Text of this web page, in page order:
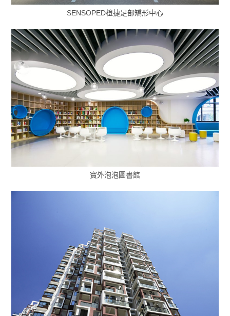
SENSOPED橙捷足部矯形中心
寶外泡泡圖書館